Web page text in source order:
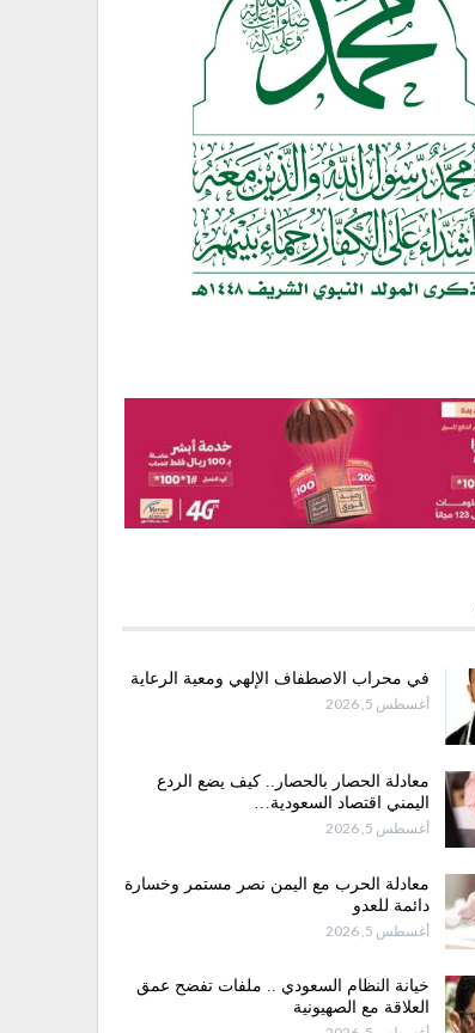
في محراب الاصطفاف الإلهي ومعية الرعاية
أغسطس 5, 2026
معادلة الحصار بالحصار.. كيف يضع الردع
اليمني اقتصاد السعودية…
أغسطس 5, 2026
معادلة الحرب مع اليمن نصر مستمر وخسارة
دائمة للعدو
أغسطس 5, 2026
خيانة النظام السعودي .. ملفات تفضح عمق
العلاقة مع الصهيونية